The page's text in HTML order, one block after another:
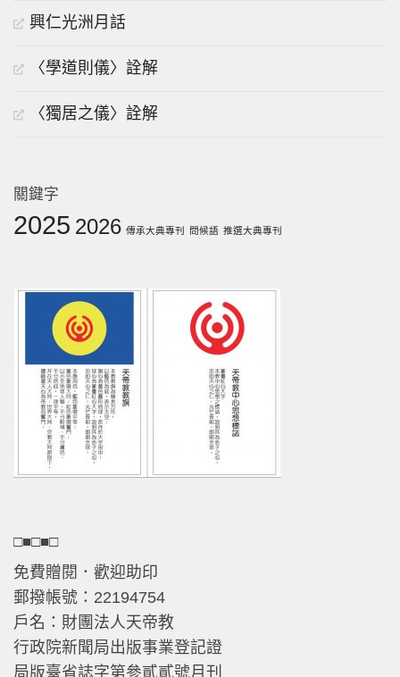
興仁光洲月話
〈學道則儀〉詮解
〈獨居之儀〉詮解
關鍵字
2025 2026 傳承大典專刊 問候語 推選大典專刊
□■□■□
免費贈閱．歡迎助印
郵撥帳號：22194754
戶名：財團法人天帝教
行政院新聞局出版事業登記證
局版臺省誌字第參貳貳號月刊